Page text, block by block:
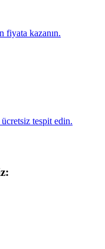
fiyata kazanın.
tespit edin.